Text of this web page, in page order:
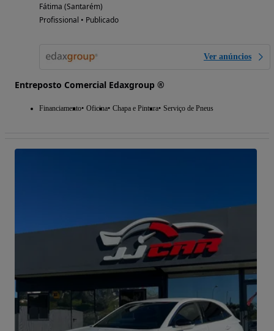
Fátima (Santarém)
Profissional • Publicado
Ver anúncios
Entreposto Comercial Edaxgroup ®
Financiamento Oficina Chapa e Pintura Serviço de Pneus